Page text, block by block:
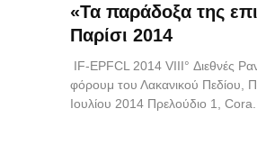
«Τα παράδοξα της
Παρίσι 2014
IF-EPFCL 2014 VIII° Διεθνές
φόρουμ του Λακανικού Πεδίου,
Ιουλίου 2014 Πρελούδιο 1, Cora...